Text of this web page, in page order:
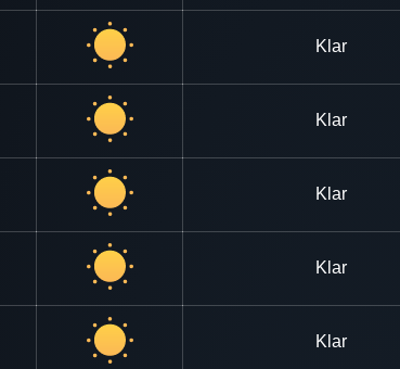
Klar
Klar
Klar
Klar
Klar